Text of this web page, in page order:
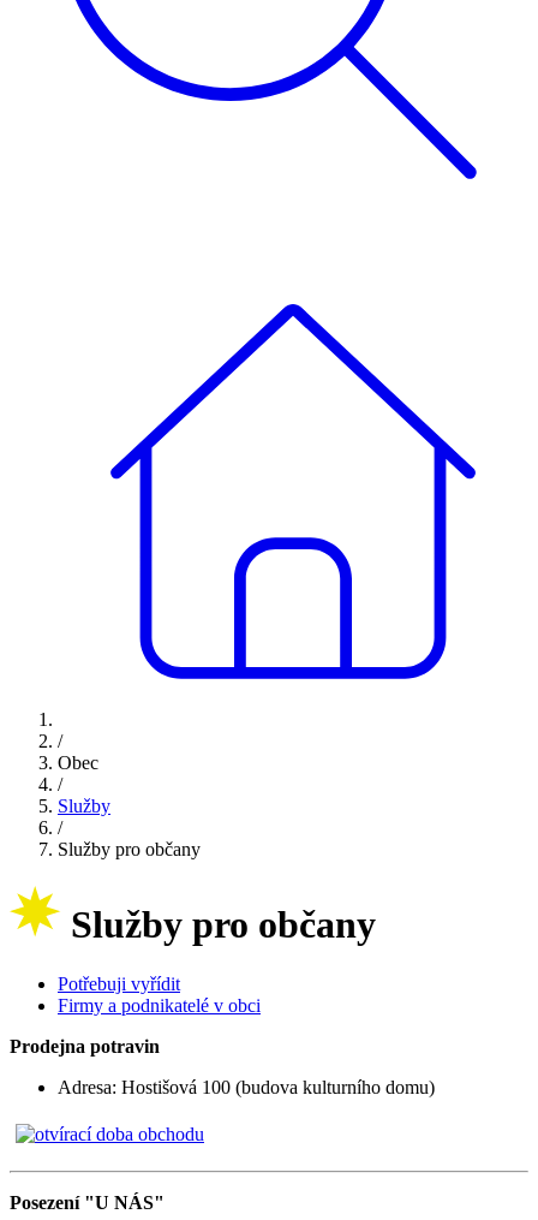
/
Obec
/
Služby
/
Služby pro občany
Služby pro občany
Potřebuji vyřídit
Firmy a podnikatelé v obci
Prodejna potravin
Adresa: Hostišová 100 (budova kulturního domu)
Posezení "U NÁS"